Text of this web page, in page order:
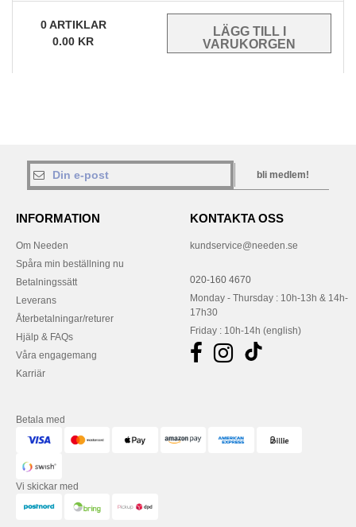
0ARTIKLAR
0.00 KR
bli medlem!
INFORMATION
Om Needen
Spåra min beställning nu
Betalningssätt
Leverans
Återbetalningar/returer
Hjälp & FAQs
Våra engagemang
Karriär
KONTAKTA OSS
kundservice@needen.se
020-160 4670
Monday - Thursday : 10h-13h & 14h-
17h30
Friday : 10h-14h (english)
Betala med
Vi skickar med